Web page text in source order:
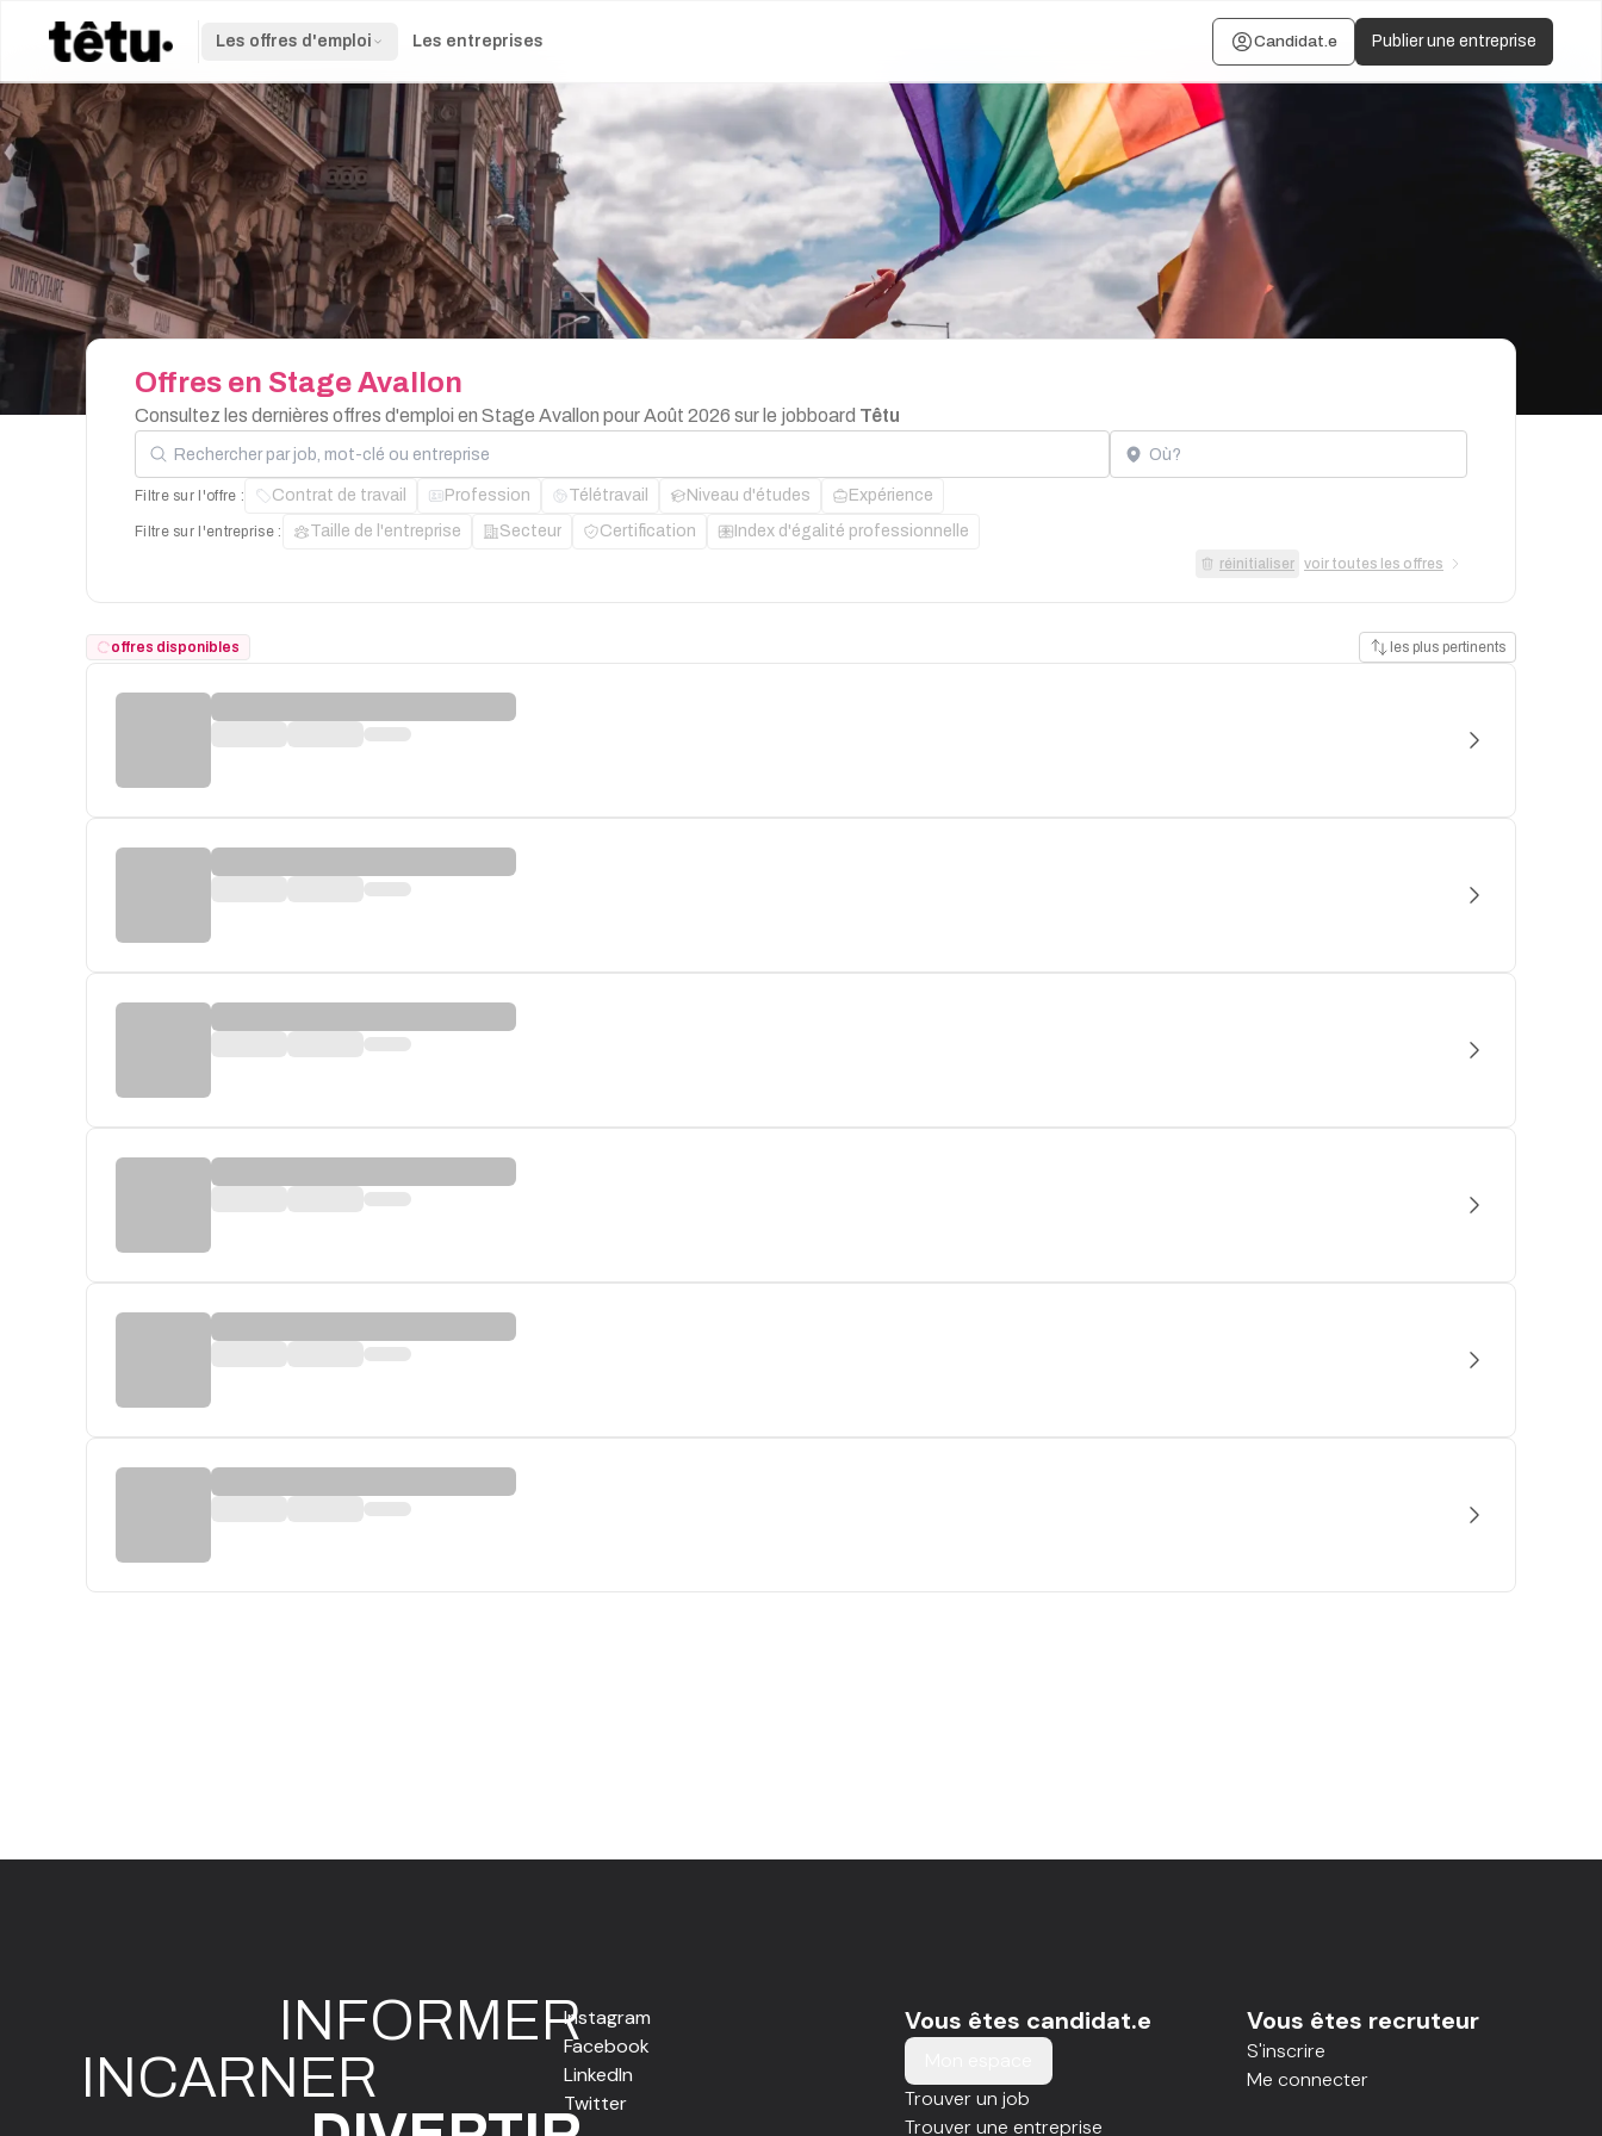
Les offres d'emploi Les entreprises Candidat.e Publier une entreprise
Offres en StageAvallon
Consultez les dernières offres d'emploi en Stage Avallon pour Août 2026 sur le jobboard Têtu
Rechercher par job, mot-clé ou entreprise Localisation
Filtre sur l'offre : Contrat de travail Profession Télétravail Niveau d'études Expérience
Filtre sur l'entreprise : Taille de l'entreprise Secteur Certification Index d'égalité professionnelle
réinitialiser voir toutes les offres
offres disponibles les plus pertinents
INFORMER
INCARNER
Instagram
Facebook
LinkedIn
Twitter
Vous êtes candidat.e
Trouver un job
Trouver une entreprise
Vous êtes recruteur
S'inscrire
Me connecter